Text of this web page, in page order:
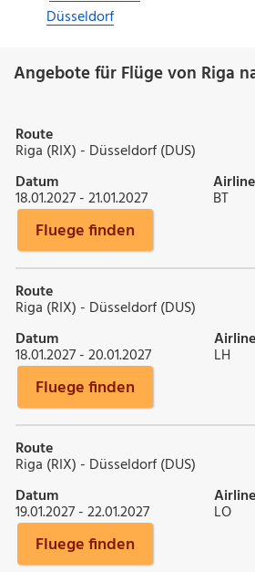
Düsseldorf
Angebote für Flüge von Riga
Route
Riga (RIX) - Düsseldorf (DUS)
Datum
18.01.2027 - 21.01.2027
Airline
BT
Fluege finden
Route
Riga (RIX) - Düsseldorf (DUS)
Datum
18.01.2027 - 20.01.2027
Airline
LH
Fluege finden
Route
Riga (RIX) - Düsseldorf (DUS)
Datum
19.01.2027 - 22.01.2027
Airline
LO
Fluege finden